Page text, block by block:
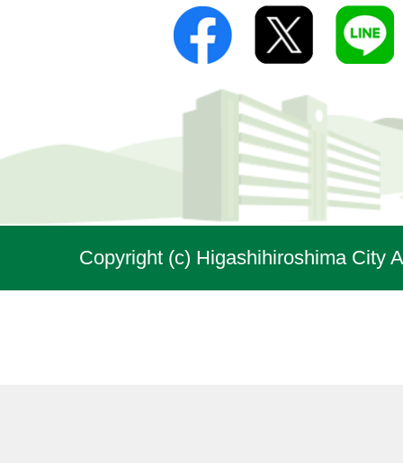
Copyright (c) Higashihiroshima City